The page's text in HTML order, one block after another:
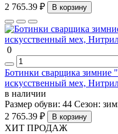
2 765.39 ₽
В корзину
0
Ботинки сварщика
искусственный мех,
в наличии
Размер обуви: 44 Сезон:
2 765.39 ₽
В корзину
ХИТ ПРОДАЖ